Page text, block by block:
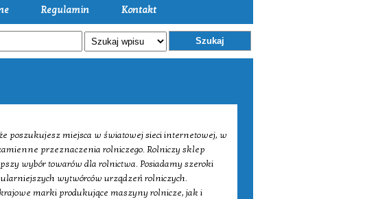
Regulamin Kontakt
Szukaj
poszukujesz miejsca w światowej sieci internetowej, w
przeznaczenia rolniczego. Rolniczy sklep
wybór towarów dla rolnictwa. Posiadamy szeroki
wytwórców urządzeń rolniczych.
marki produkujące maszyny rolnicze, jak i